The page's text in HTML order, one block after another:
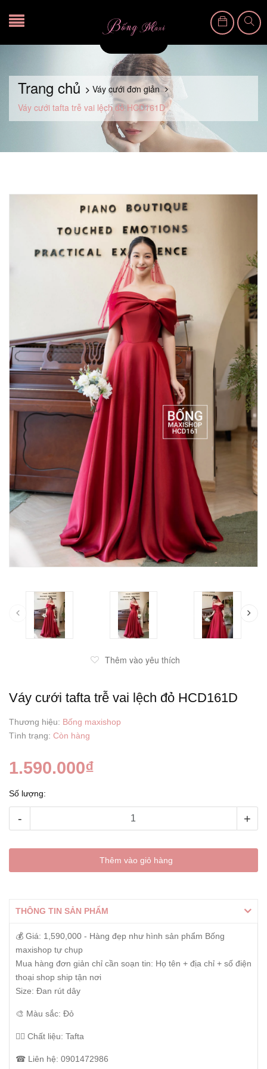
Trang chủ
Váy cưới đơn giản
Váy cưới tafta trễ vai lệch đỏ HCD161D
prev
Thêm vào yêu thích
Váy cưới tafta trễ vai lệch đỏ HCD161D
Thương hiệu: Bống maxishop
Tình trạng: Còn hàng
1.590.000₫
Số lượng:
- +
Thêm vào giỏ hàng
THÔNG TIN SẢN PHẨM
💰 Giá: 1,590,000 - Hàng đẹp như hình sản phẩm Bống
maxishop tự chụp
Mua hàng đơn giản chỉ cần soạn tin: Họ tên + địa chỉ + số điện
thoại shop ship tận nơi
Size: Đan rút dây
🎨 Màu sắc: Đỏ
👰‍♀️ Chất liệu: Tafta
☎ Liên hệ: 0901472986